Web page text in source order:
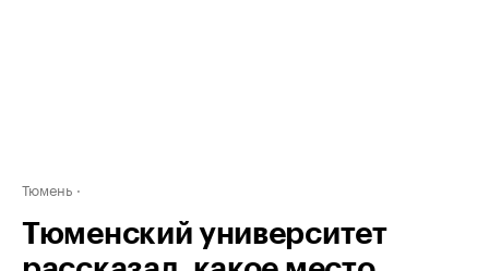
Тюмень
Тюменский университет